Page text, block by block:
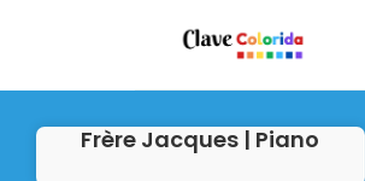
Frère Jacques | Piano